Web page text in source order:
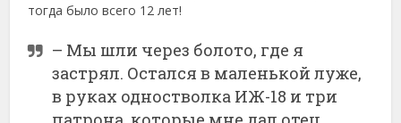
тогда было всего 12 лет!
– Мы шли через болото, где я
застрял. Остался в маленькой луже,
в руках одностволка ИЖ-18 и три